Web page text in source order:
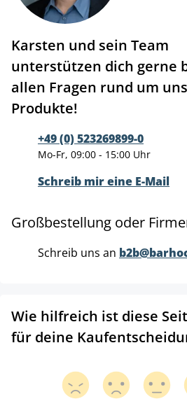
Karsten und sein Team
unterstützen dich gerne
allen Fragen rund um
Produkte!
+49 (0) 523269899-0
Mo-Fr, 09:00 - 15:00 Uhr
Schreib mir eine E-Mail
Großbestellung oder
Schreib uns an
Wie hilfreich ist diese
für deine